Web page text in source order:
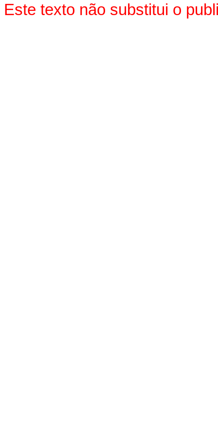
Este texto não substitui o